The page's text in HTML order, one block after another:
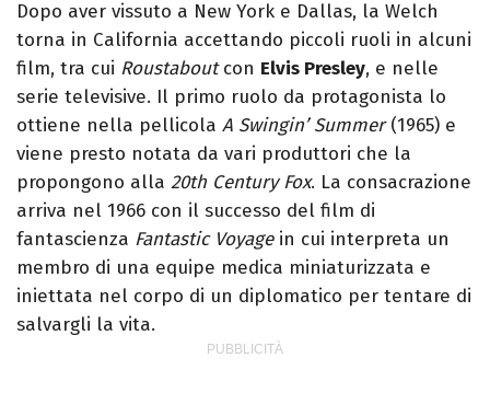
Dopo aver vissuto a New York e Dallas, la Welch
torna in California accettando piccoli ruoli in alcuni
film, tra cui Roustaboutcon Elvis Presley, e nelle
serie televisive. Il primo ruolo da protagonista lo
ottiene nella pellicola A Swingin’ Summer(1965) e
viene presto notata da vari produttori che la
propongono alla 20th Century Fox. La consacrazione
arriva nel 1966 con il successo del film di
fantascienza Fantastic Voyagein cui interpreta un
membro di una equipe medica miniaturizzata e
iniettata nel corpo di un diplomatico per tentare di
salvargli la vita.